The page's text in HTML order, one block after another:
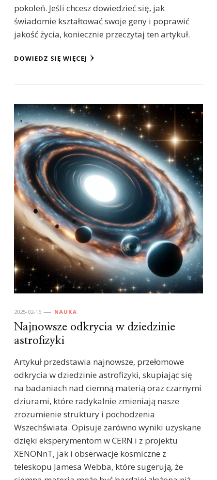
pokoleń. Jeśli chcesz dowiedzieć się, jak
świadomie kształtować swoje geny i poprawić
jakość życia, koniecznie przeczytaj ten artykuł.
DOWIEDZ SIĘ WIĘCEJ
2025-02-15 NAUKA
Najnowsze odkrycia w dziedzinie
astrofizyki
Artykuł przedstawia najnowsze, przełomowe
odkrycia w dziedzinie astrofizyki, skupiając się
na badaniach nad ciemną materią oraz czarnymi
dziurami, które radykalnie zmieniają nasze
zrozumienie struktury i pochodzenia
Wszechświata. Opisuje zarówno wyniki uzyskane
dzięki eksperymentom w CERN i z projektu
XENONnT, jak i obserwacje kosmiczne z
teleskopu Jamesa Webba, które sugerują, że